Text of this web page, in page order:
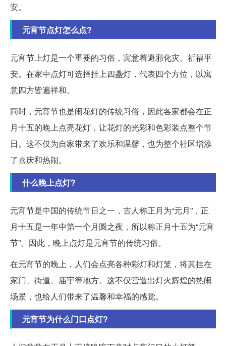
安。
元宵节点灯怎么点?
元宵节上灯是一个重要的习俗，寓意着避邪化灾、祈福平
安。在家中点灯可选择挂上四盏灯，代表四个方位，以寓
意四方皆遍祥和。
同时，元宵节也是闹花灯的传统习俗，因此各家都会在正
月十五的晚上点亮花灯，让花灯的光彩和色彩装点整个节
日。这不仅为自家带来了欢乐和温馨，也为整个社区增添
了喜庆和热闹。
什么晚上点灯?
元宵节是中国的传统节日之一，古人称正月为“元月”，正
月十五是一年中第一个月圆之夜，所以称正月十五为“元宵
节”。因此，晚上点灯是元宵节的传统习俗。
在元宵节的晚上，人们会点亮各种彩灯和灯笼，将其挂在
家门、街道、庙宇等地方。这不仅营造出灯火辉煌的热闹
场景，也给人们带来了温馨和幸福的感觉。
元宵节为什么门口点灯?